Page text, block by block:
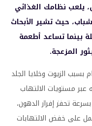
يلعب نظامك الغذائي
حيث تشير الأبحاث
بينما تساعد أطعمة
المزعجة.
الزيوت وخلايا الجلد
عبر مستويات الالتهاب
تحفز إفراز الدهون،
على خفض الالتهابات